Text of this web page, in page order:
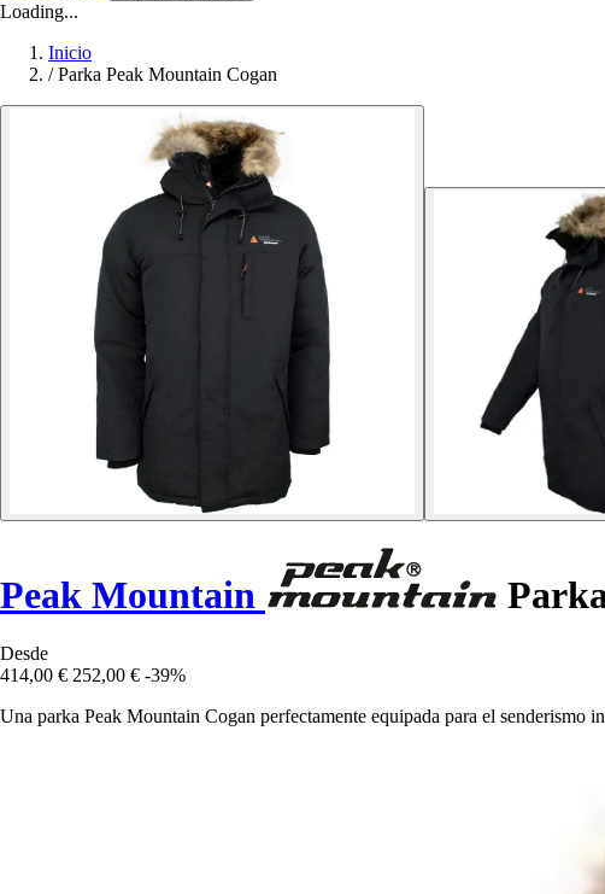
Loading...
Inicio
/ Parka Peak Mountain Cogan
Peak Mountain
Desde
414,00 € 252,00 € -39%
Una parka Peak Mountain Cogan perfectamente equipada para el